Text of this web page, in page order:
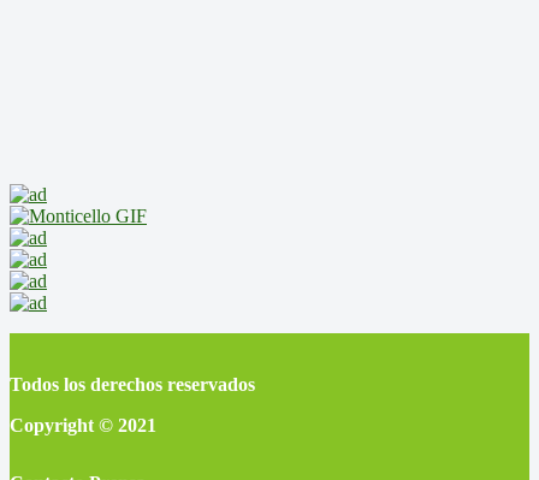
Todos los derechos reservados
Copyright © 2021